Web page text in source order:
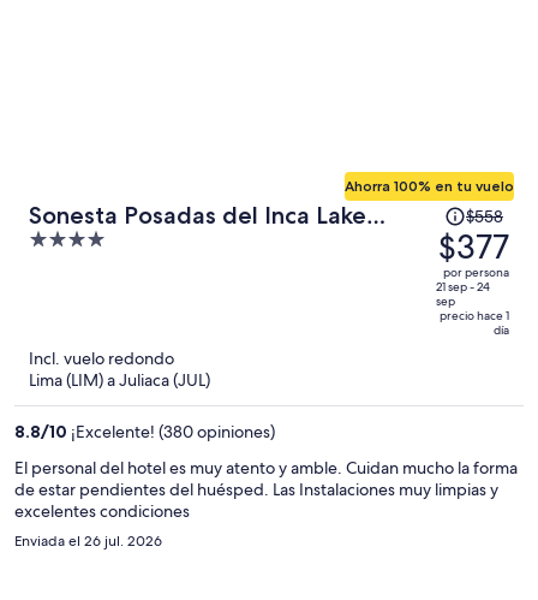
Sonesta Posadas del Inca Lake
Titicaca - Puno
4
Ahorra 100% en tu vuelo
El
precio
era
de
$558
de
por
persona
$558
$377
por persona
21 sep - 24
sep
precio hace 1
día
Incl. vuelo redondo
Lima (LIM) a Juliaca (JUL)
8.8/10 ¡Excelente! (380 opiniones)
El personal del hotel es muy atento y amble. Cuidan mucho la forma
de estar pendientes del huésped. Las Instalaciones muy limpias y
excelentes condiciones
Enviada el 26 jul. 2026